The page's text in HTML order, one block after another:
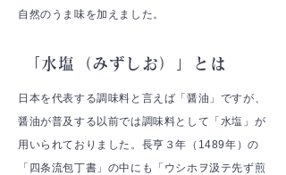
自然のうま味を加えました。
「水塩（みずしお）」とは
日本を代表する調味料と言えば「醤油」ですが、
醤油が普及する以前では調味料として「水塩」が
用いられておりました。長亨３年（1489年）の
「四条流包丁書」の中にも「ウシホヲ汲テ先ず煎